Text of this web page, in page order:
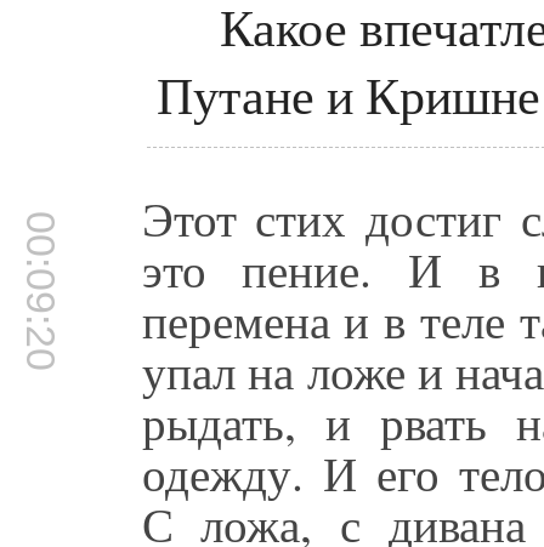
Какое
Путане и
00:09:20 Этот стих достиг
это пение. И в
перемена и в теле
упал на ложе и
рыдать, и рвать
одежду. И его
С ложа, с